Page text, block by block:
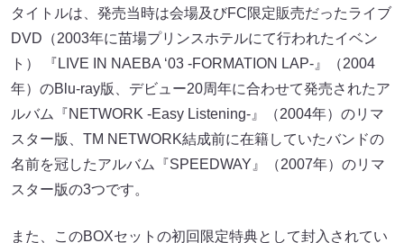
タイトルは、発売当時は会場及びFC限定販売だったライブ
DVD（2003年に苗場プリンスホテルにて行われたイベン
ト） 『LIVE IN NAEBA ‘03 -FORMATION LAP-』（2004
年）のBlu-ray版、デビュー20周年に合わせて発売されたア
ルバム『NETWORK -Easy Listening-』（2004年）のリマ
スター版、TM NETWORK結成前に在籍していたバンドの
名前を冠したアルバム『SPEEDWAY』（2007年）のリマ
スター版の3つです。
また、このBOXセットの初回限定特典として封入されてい